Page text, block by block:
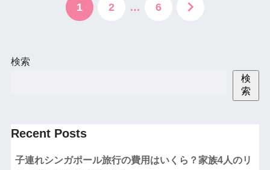
1 2 … 6
検索
検
索
Recent Posts
子連れシンガポール旅行の費用はいくら？家族4人のリ